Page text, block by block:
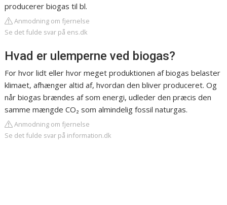
producerer biogas til bl.
Anmodning om fjernelse
Se det fulde svar på ens.dk
Hvad er ulemperne ved biogas?
For hvor lidt eller hvor meget produktionen af biogas belaster
klimaet, afhænger altid af, hvordan den bliver produceret. Og
når biogas brændes af som energi, udleder den præcis den
samme mængde CO₂ som almindelig fossil naturgas.
Anmodning om fjernelse
Se det fulde svar på information.dk